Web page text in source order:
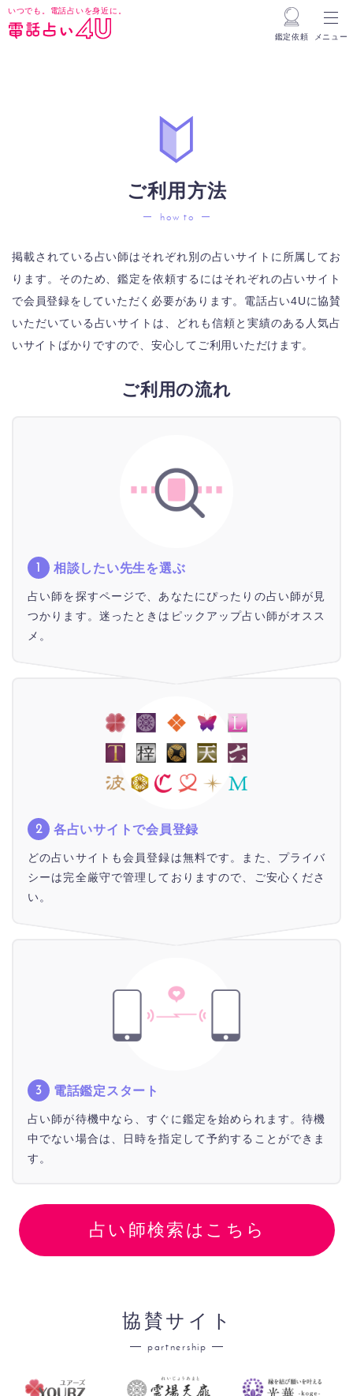
いつでも。電話占いを身近に。
メニュー
鑑定依頼
ご利用方法
how to
掲載されている占い師はそれぞれ別の占いサイトに所属してお
ります。 そのため、鑑定を依頼するにはそれぞれの占いサイト
で会員登録をしていただく必要があります。 電話占い4Uに協賛
いただいている占いサイトは、どれも信頼と実績のある人気占
いサイトばかりですので、安心してご利用いただけます。
ご利用の流れ
相談したい先生を選ぶ
占い師を探すページで、あなたにぴったりの占い師が見
つかります。迷ったときはピックアップ占い師がオスス
メ。
各占いサイトで会員登録
どの占いサイトも会員登録は無料です。また、プライバ
シーは完全厳守で管理しておりますので、ご安心くださ
い。
電話鑑定スタート
占い師が待機中なら、すぐに鑑定を始められます。待機
中でない場合は、日時を指定して予約することができま
す。
占い師検索はこちら
協賛サイト
partnership